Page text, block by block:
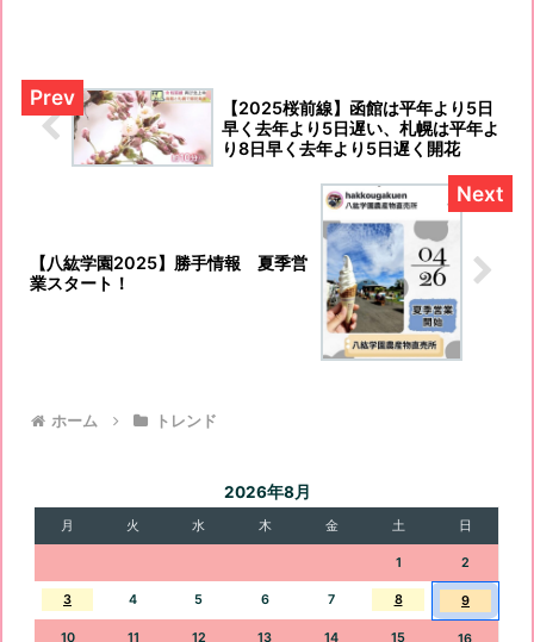
【2025桜前線】函館は平年より5日
早く去年より5日遅い、札幌は平年よ
り8日早く去年より5日遅く開花
【八紘学園2025】勝手情報 夏季営
業スタート！
ホーム トレンド
2026年8月
月 火 水 木 金 土 日
1 2
3 4 5 6 7 8 9
10 11 12 13 14 15